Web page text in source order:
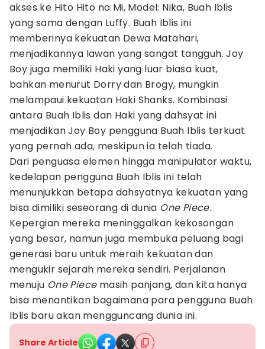
akses ke Hito Hito no Mi, Model: Nika, Buah Iblis
yang sama dengan Luffy. Buah Iblis ini
memberinya kekuatan Dewa Matahari,
menjadikannya lawan yang sangat tangguh. Joy
Boy juga memiliki Haki yang luar biasa kuat,
bahkan menurut Dorry dan Brogy, mungkin
melampaui kekuatan Haki Shanks. Kombinasi
antara Buah Iblis dan Haki yang dahsyat ini
menjadikan Joy Boy pengguna Buah Iblis terkuat
yang pernah ada, meskipun ia telah tiada.
Dari penguasa elemen hingga manipulator waktu,
kedelapan pengguna Buah Iblis ini telah
menunjukkan betapa dahsyatnya kekuatan yang
bisa dimiliki seseorang di dunia One Piece.
Kepergian mereka meninggalkan kekosongan
yang besar, namun juga membuka peluang bagi
generasi baru untuk meraih kekuatan dan
mengukir sejarah mereka sendiri. Perjalanan
menuju One Piecemasih panjang, dan kita hanya
bisa menantikan bagaimana para pengguna Buah
Iblis baru akan mengguncang dunia ini.
Share Article